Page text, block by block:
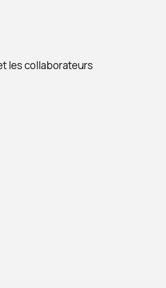
les collaborateurs